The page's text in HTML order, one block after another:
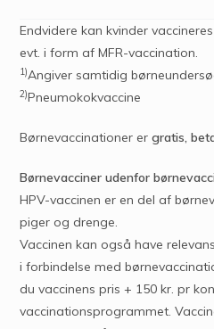
Endvidere kan kvinder
evt. i form af MFR-vaccination.
1)Angiver samtidig
2)Pneumokokvaccine
Børnevaccinationer ergratis,
Børnevacciner udenfor
HPV-vaccinen er en del af
piger og drenge.
Vaccinen kan også have
i forbindelse med
du vaccinens pris + 150 kr. pr
vaccinationsprogrammet.